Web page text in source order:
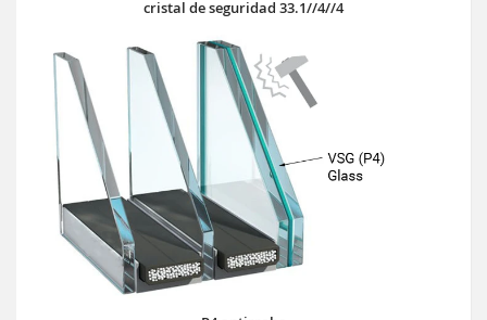
cristal de seguridad 33.1//4//4